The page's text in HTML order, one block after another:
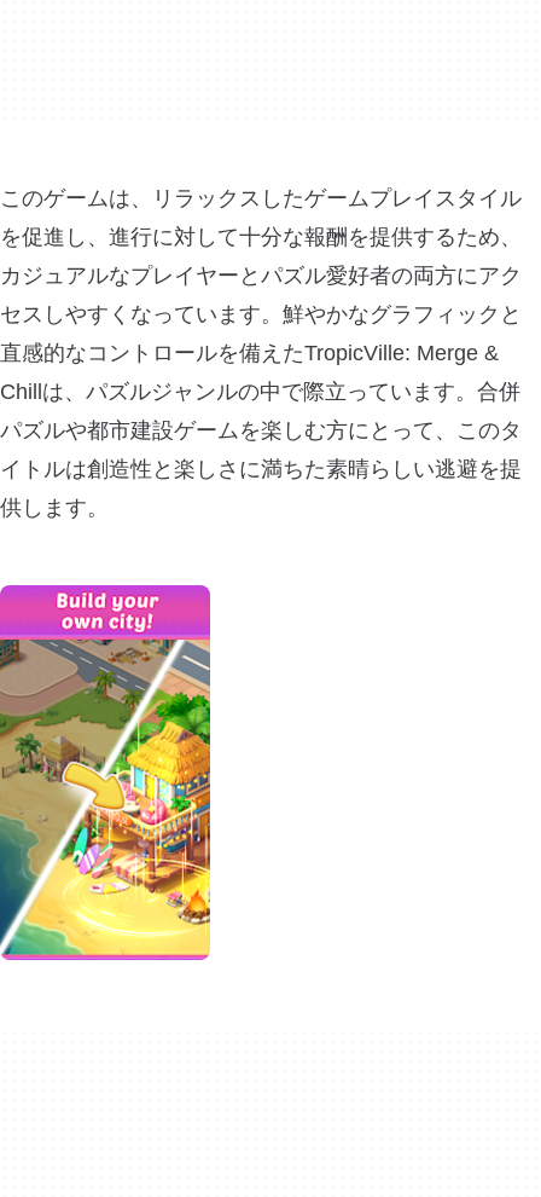
このゲームは、リラックスしたゲームプレイスタイル
を促進し、進行に対して十分な報酬を提供するため、
カジュアルなプレイヤーとパズル愛好者の両方にアク
セスしやすくなっています。鮮やかなグラフィックと
直感的なコントロールを備えたTropicVille: Merge &
Chillは、パズルジャンルの中で際立っています。合併
パズルや都市建設ゲームを楽しむ方にとって、このタ
イトルは創造性と楽しさに満ちた素晴らしい逃避を提
供します。